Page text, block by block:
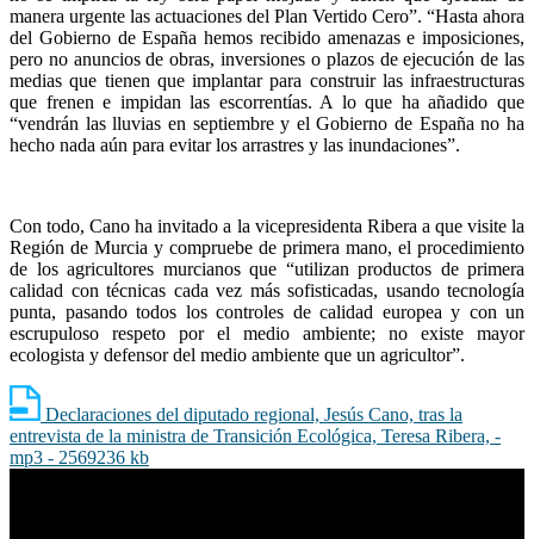
manera urgente las actuaciones del Plan Vertido Cero”. “Hasta ahora
del Gobierno de España hemos recibido amenazas e imposiciones,
pero no anuncios de obras, inversiones o plazos de ejecución de las
medias que tienen que implantar para construir las infraestructuras
que frenen e impidan las escorrentías. A lo que ha añadido que
“vendrán las lluvias en septiembre y el Gobierno de España no ha
hecho nada aún para evitar los arrastres y las inundaciones”.
Con todo, Cano ha invitado a la vicepresidenta Ribera a que visite la
Región de Murcia y compruebe de primera mano, el procedimiento
de los agricultores murcianos que “utilizan productos de primera
calidad con técnicas cada vez más sofisticadas, usando tecnología
punta, pasando todos los controles de calidad europea y con un
escrupuloso respeto por el medio ambiente; no existe mayor
ecologista y defensor del medio ambiente que un agricultor”.
Declaraciones del diputado regional, Jesús Cano, tras la
entrevista de la ministra de Transición Ecológica, Teresa Ribera, -
mp3 - 2569236 kb